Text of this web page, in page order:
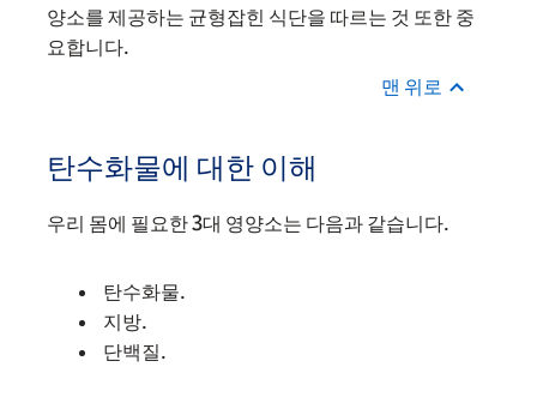
양소를 제공하는 균형잡힌 식단을 따르는 것 또한 중
요합니다.
맨 위로
탄수화물에 대한 이해
우리 몸에 필요한 3대 영양소는 다음과 같습니다.
탄수화물.
지방.
단백질.